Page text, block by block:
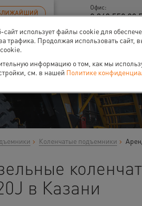
Офис:
8 843 558 09
Коленчатые подъемники
в Казани
сайт использует файлы cookie для
трафика. Продолжая использовать сайт,
информацию о том, как мы
см. в нашей Политике